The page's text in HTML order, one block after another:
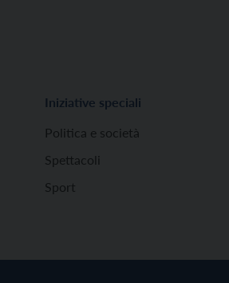
Iniziative speciali
Politica e società
Spettacoli
Sport